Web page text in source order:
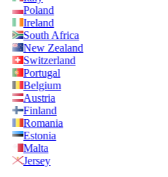
Poland
Ireland
South Africa
New Zealand
Switzerland
Portugal
Belgium
Austria
Finland
Romania
Estonia
Malta
Jersey